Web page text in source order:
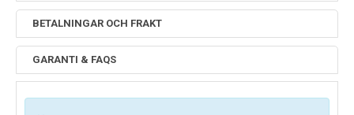
BETALNINGAR OCH FRAKT
GARANTI & FAQS